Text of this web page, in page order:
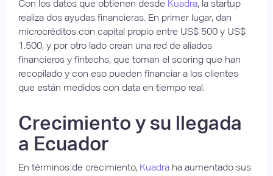
Con los datos que obtienen desde Kuadra, la startup
realiza dos ayudas financieras. En primer lugar, dan
microcréditos con capital propio entre US$ 500 y US$
1.500, y por otro lado crean una red de aliados
financieros y fintechs, que toman el scoring que han
recopilado y con eso pueden financiar a los clientes
que están medidos con data en tiempo real.
Crecimiento y su llegada
a Ecuador
En términos de crecimiento, Kuadra ha aumentado sus